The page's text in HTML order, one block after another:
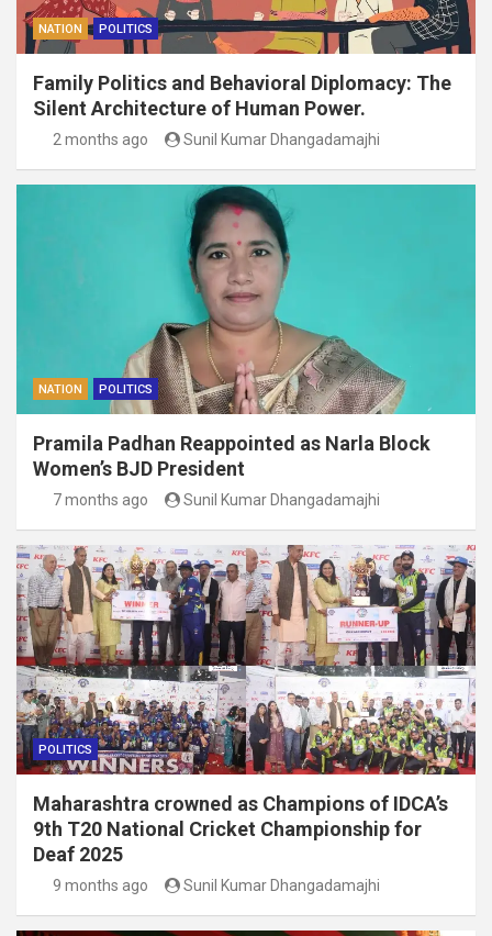
NATION POLITICS
Family Politics and Behavioral Diplomacy: The
Silent Architecture of Human Power.
2 months ago Sunil Kumar Dhangadamajhi
NATION POLITICS
Pramila Padhan Reappointed as Narla Block
Women’s BJD President
7 months ago Sunil Kumar Dhangadamajhi
POLITICS
Maharashtra crowned as Champions of IDCA’s
9th T20 National Cricket Championship for
Deaf 2025
9 months ago Sunil Kumar Dhangadamajhi